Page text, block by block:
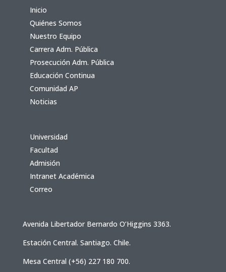
Inicio
Quiénes Somos
Nuestro Equipo
Carrera Adm. Pública
Prosecución Adm. Pública
Educación Continua
Comunidad AP
Noticias
Universidad
Facultad
Admisión
Intranet Académica
Correo
Avenida Libertador Bernardo O’Higgins 3363.
Estación Central. Santiago. Chile.
Mesa Central (+56) 227 180 700.